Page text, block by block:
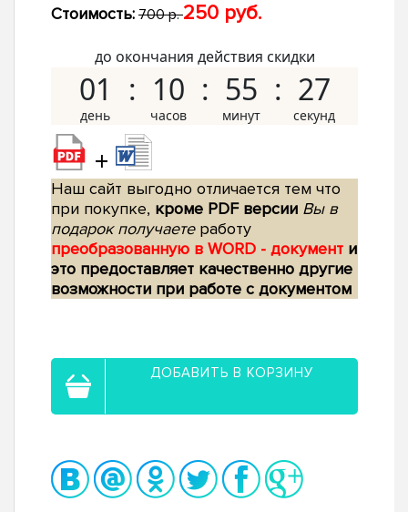
Стоимость: 700 р.250 руб.
до окончания действия скидки
01 10 55 26
+
Наш сайт выгодно отличается тем что
при покупке, кроме PDF версии Вы в
подарок получаетеработу
преобразованную в WORD - документ и
это предоставляет качественно другие
возможности при работе с документом
ДОБАВИТЬ В КОРЗИНУ